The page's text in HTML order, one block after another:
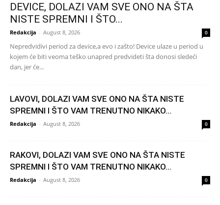
DEVICE, DOLAZI VAM SVE ONO NA ŠTA
NISTE SPREMNI I ŠTO...
Redakcija - August 8, 2026 0
Nepredvidivi period za device,a evo i zašto! Device ulaze u period u
kojem će biti veoma teško unapred predvideti šta donosi sledeći
dan, jer će...
LAVOVI, DOLAZI VAM SVE ONO NA ŠTA NISTE
SPREMNI I ŠTO VAM TRENUTNO NIKAKO...
Redakcija - August 8, 2026 0
RAKOVI, DOLAZI VAM SVE ONO NA ŠTA NISTE
SPREMNI I ŠTO VAM TRENUTNO NIKAKO...
Redakcija - August 8, 2026 0